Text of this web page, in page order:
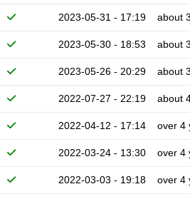
2023-05-31 - 17:19 about
2023-05-30 - 18:53 about
2023-05-26 - 20:29 about
2022-07-27 - 22:19 about
2022-04-12 - 17:14 over 4
2022-03-24 - 13:30 over 4
2022-03-03 - 19:18 over 4